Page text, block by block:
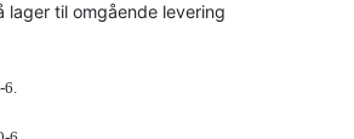
lager til omgående levering
6.